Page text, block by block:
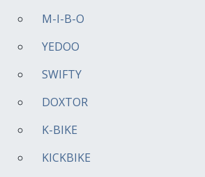
M-I-B-O
YEDOO
SWIFTY
DOXTOR
K-BIKE
KICKBIKE